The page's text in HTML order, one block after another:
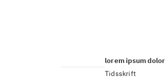
lorem ipsum
Tidsskrift